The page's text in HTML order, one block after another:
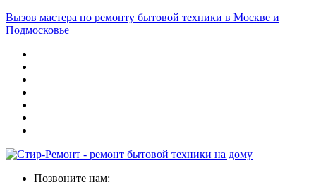
Вызов мастера по ремонту бытовой техники в Москве и
Подмосковье
Позвоните нам: